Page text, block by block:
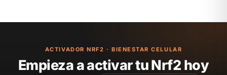
ACTIVADOR NRF2 · BIENESTAR CELULAR
Empieza a activar tu Nrf2 hoy